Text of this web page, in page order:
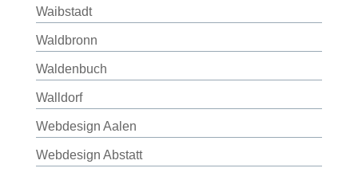
Waibstadt
Waldbronn
Waldenbuch
Walldorf
Webdesign Aalen
Webdesign Abstatt